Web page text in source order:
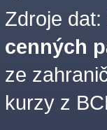
Zdroje dat:
cenných
ze
kurzy z